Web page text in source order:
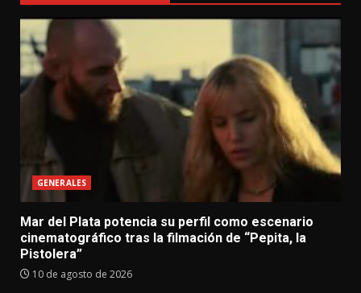
GENERALES
Mar del Plata potencia su perfil como escenario
cinematográfico tras la filmación de “Pepita, la
Pistolera”
10 de agosto de 2026